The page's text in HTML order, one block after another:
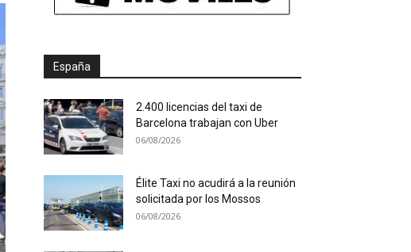
España
2.400 licencias del taxi de
Barcelona trabajan con Uber
06/08/2026
Élite Taxi no acudirá a la reunión
solicitada por los Mossos
06/08/2026